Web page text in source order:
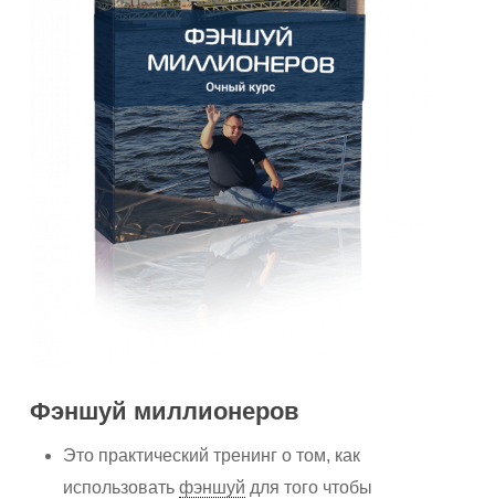
Фэншуй миллионеров
Это практический тренинг о том, как
использовать фэншуй для того чтобы